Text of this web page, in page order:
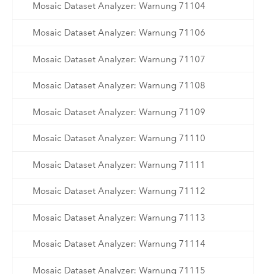
Mosaic Dataset Analyzer: Warnung 71104
Mosaic Dataset Analyzer: Warnung 71106
Mosaic Dataset Analyzer: Warnung 71107
Mosaic Dataset Analyzer: Warnung 71108
Mosaic Dataset Analyzer: Warnung 71109
Mosaic Dataset Analyzer: Warnung 71110
Mosaic Dataset Analyzer: Warnung 71111
Mosaic Dataset Analyzer: Warnung 71112
Mosaic Dataset Analyzer: Warnung 71113
Mosaic Dataset Analyzer: Warnung 71114
Mosaic Dataset Analyzer: Warnung 71115